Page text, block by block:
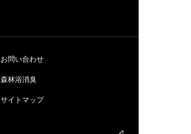
お問い合わせ
森林浴消臭
サイトマップ